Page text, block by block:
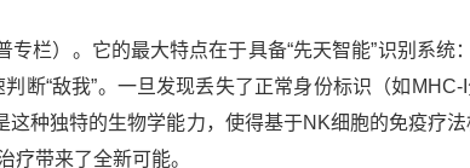
专栏）。它的最大特点在于具备“先天智能”识别系统
判断“敌我”。一旦发现丢失了正常身份标识（如 MHC-I
这种独特的生物学能力，使得基于NK细胞的免疫疗
疗带来了全新可能。